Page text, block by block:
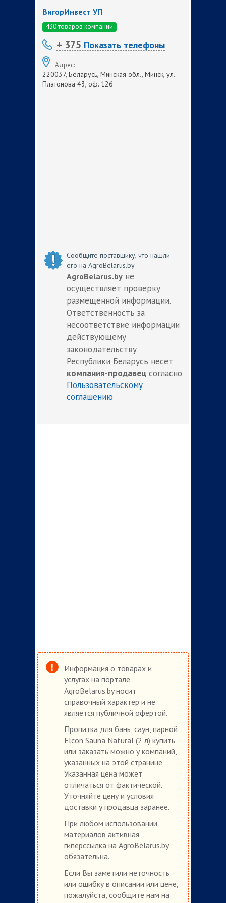
ВигорИнвест УП
430 товаров компании
+ 375 Показать телефоны
Адрес:
220037, Беларусь, Минская обл., Минск, ул.
Платонова 43, оф. 126
Сообщите поставщику, что нашли
его на AgroBelarus.by
AgroBelarus.by не
осуществляет проверку
размещенной информации.
Ответственность за
несоответствие информации
действующему
законодательству
Республики Беларусь несет
компания-продавец согласно
Пользовательскому
соглашению
Информация о товарах и
услугах на портале
AgroBelarus.by носит
справочный характер и не
является публичной офертой.
Пропитка для бань, саун, парной
Elcon Sauna Natural (2 л) купить
или заказать можно у компаний,
указанных на этой странице.
Указанная цена может
отличаться от фактической.
Уточняйте цену и условия
доставки у продавца заранее.
При любом использовании
материалов активная
гиперссылка на AgroBelarus.by
обязательна.
Если Вы заметили неточность
или ошибку в описании или цене,
пожалуйста, сообщите нам на